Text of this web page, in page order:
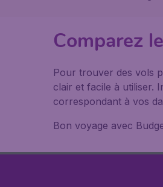
Comparez
Pour trouver des vols
clair et facile à utiliser.
correspondant à vos
Bon voyage avec